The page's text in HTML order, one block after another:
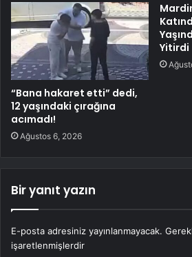
“Bana hakaret etti” dedi,
12 yaşındaki çırağına
acımadı!
Ağustos 6, 2026
Yitirdi
Bir yanıt yazın
E-posta adresiniz yayınlanmayacak.
işaretlenmişlerdir